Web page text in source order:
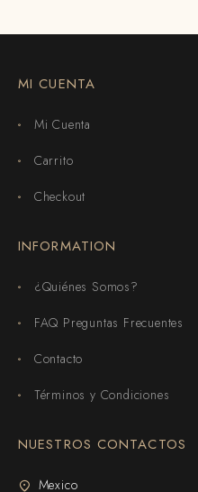
MI CUENTA
Mi Cuenta
Carrito
Checkout
INFORMATION
¿Quiénes Somos?
FAQ Preguntas Frecuentes
Contacto
Términos y Condiciones
NUESTROS CONTACTOS
Mexico